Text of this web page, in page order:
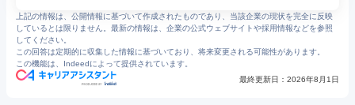
上記の情報は、公開情報に基づいて作成されたものであり、当該企業の現状を完全に反映
しているとは限りません。最新の情報は、企業の公式ウェブサイトや採用情報などを参照
してください。
この回答は定期的に収集した情報に基づいており、将来変更される可能性があります。
この機能は、Indeedによって提供されています。
最終更新日： 2026年8月1日